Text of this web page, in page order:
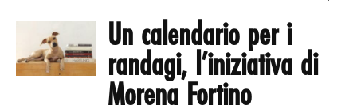
Un calendario per i
randagi, l’iniziativa di
Morena Fortino